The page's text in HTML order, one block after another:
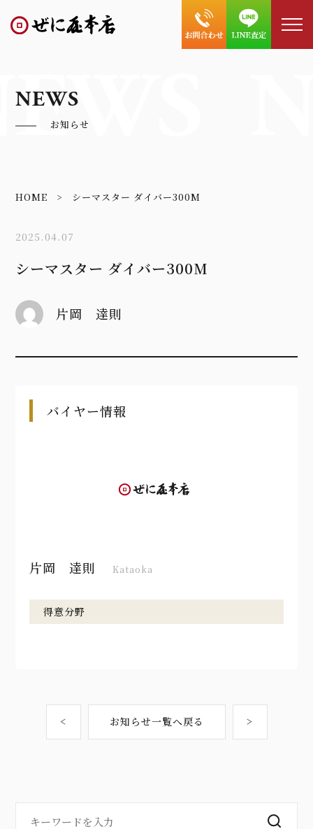
NEWS
お知らせ
HOME シーマスター ダイバー300M
2025.04.07
シーマスター ダイバー300M
片岡 達則
バイヤー情報
片岡 達則 Kataoka
得意分野
< お知らせ一覧へ戻る >